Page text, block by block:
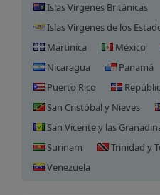
Islas Vírgenes Británicas
Islas Vírgenes de los
Martinica
México
Nicaragua
Panamá
Puerto Rico
San Cristóbal y Nieves
San Vicente y las
Surinam
Trinidad y
Venezuela
Registro de
Caimán